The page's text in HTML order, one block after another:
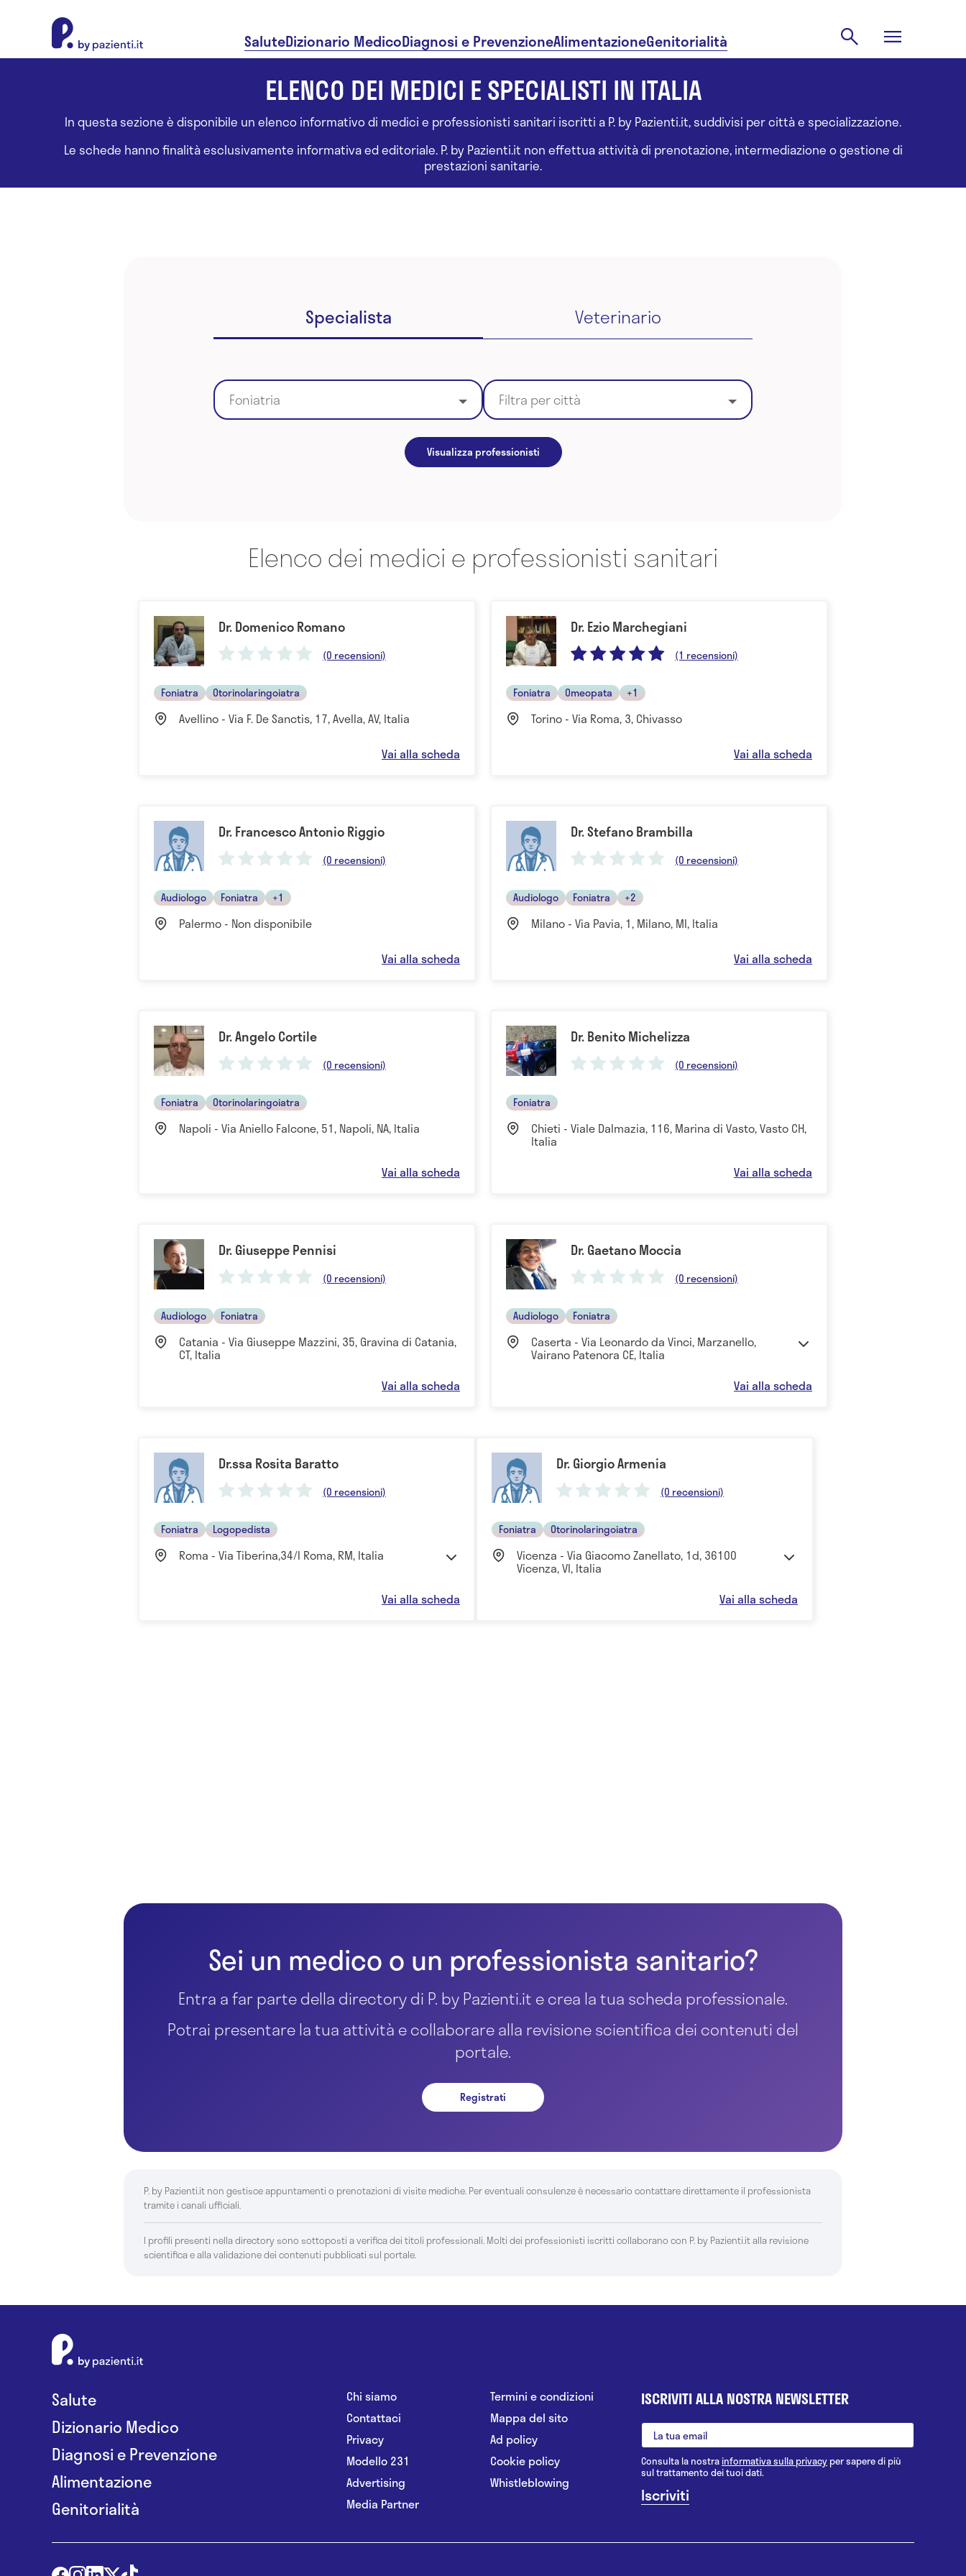
SaluteDizionario MedicoDiagnosi e PrevenzioneAlimentazioneGenitorialità
ELENCO DEI MEDICI E SPECIALISTI IN ITALIA
In questa sezione è disponibile un elenco informativo di medici e professionisti sanitari iscritti a P. by Pazienti.it, suddivisi per città e specializzazione.
Le schede hanno finalità esclusivamente informativa ed editoriale. P. by Pazienti.it non effettua attività di prenotazione, intermediazione o gestione di
prestazioni sanitarie.
Specialista Veterinario
Foniatria Filtra per città
Visualizza professionisti
Elenco dei medici e professionisti sanitari
Dr. Domenico Romano
(0 recensioni)
Foniatra Otorinolaringoiatra
Avellino - Via F. De Sanctis, 17, Avella, AV, Italia
Vai alla scheda
Dr. Ezio Marchegiani
(1 recensioni)
Foniatra Omeopata +1
Torino - Via Roma, 3, Chivasso
Vai alla scheda
Dr. Francesco Antonio Riggio
(0 recensioni)
Audiologo Foniatra +1
Palermo - Non disponibile
Vai alla scheda
Dr. Stefano Brambilla
(0 recensioni)
Audiologo Foniatra +2
Milano - Via Pavia, 1, Milano, MI, Italia
Vai alla scheda
Dr. Angelo Cortile
(0 recensioni)
Foniatra Otorinolaringoiatra
Napoli - Via Aniello Falcone, 51, Napoli, NA, Italia
Vai alla scheda
Dr. Benito Michelizza
(0 recensioni)
Foniatra
Chieti - Viale Dalmazia, 116, Marina di Vasto, Vasto CH,
Italia
Vai alla scheda
Dr. Giuseppe Pennisi
(0 recensioni)
Audiologo Foniatra
Catania - Via Giuseppe Mazzini, 35, Gravina di Catania,
CT, Italia
Vai alla scheda
Dr. Gaetano Moccia
(0 recensioni)
Audiologo Foniatra
Caserta - Via Leonardo da Vinci, Marzanello,
Vairano Patenora CE, Italia
Vai alla scheda
Dr.ssa Rosita Baratto
(0 recensioni)
Foniatra Logopedista
Roma - Via Tiberina,34/I Roma, RM, Italia
Vai alla scheda
Dr. Giorgio Armenia
(0 recensioni)
Foniatra Otorinolaringoiatra
Vicenza - Via Giacomo Zanellato, 1d, 36100
Vicenza, VI, Italia
Vai alla scheda
Sei un medico o un professionista sanitario?
Entra a far parte della directory di P. by Pazienti.it e crea la tua scheda professionale.
Potrai presentare la tua attività e collaborare alla revisione scientifica dei contenuti del
portale.
Registrati
P. by Pazienti.it non gestisce appuntamenti o prenotazioni di visite mediche. Per eventuali consulenze è necessario contattare direttamente il professionista
tramite i canali ufficiali.
I profili presenti nella directory sono sottoposti a verifica dei titoli professionali. Molti dei professionisti iscritti collaborano con P. by Pazienti.it alla revisione
scientifica e alla validazione dei contenuti pubblicati sul portale.
Salute
Dizionario Medico
Diagnosi e Prevenzione
Alimentazione
Genitorialità
Chi siamo
Contattaci
Privacy
Modello 231
Advertising
Media Partner
Termini e condizioni
Mappa del sito
Ad policy
Cookie policy
Whistleblowing
ISCRIVITI ALLA NOSTRA NEWSLETTER
Consulta la nostrainformativa sulla privacy per sapere di più
sul trattamento dei tuoi dati.